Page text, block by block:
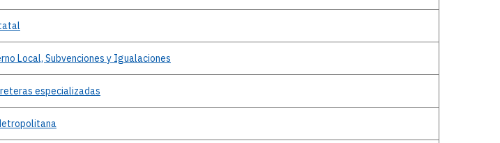
Local, Subvenciones y Igualaciones
especializadas